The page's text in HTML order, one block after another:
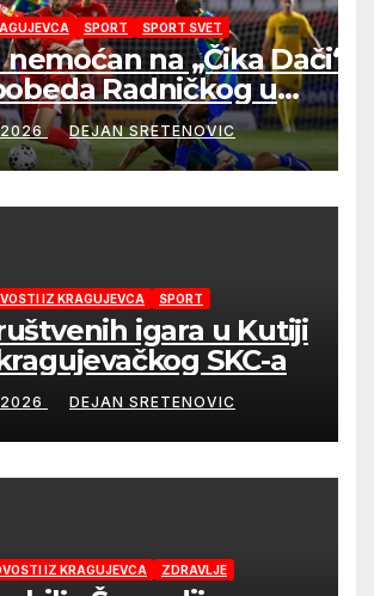
SPORT SPORT SVET
na „Čika Dači“
Radničkog u
mandatu Feđe Dudića
2026 DEJAN SRETENOVIC
IZ KRAGUJEVCA SPORT
igara u Kutiji
SKC-a
DEJAN SRETENOVIC
IZ KRAGUJEVCA ZDRAVLJE